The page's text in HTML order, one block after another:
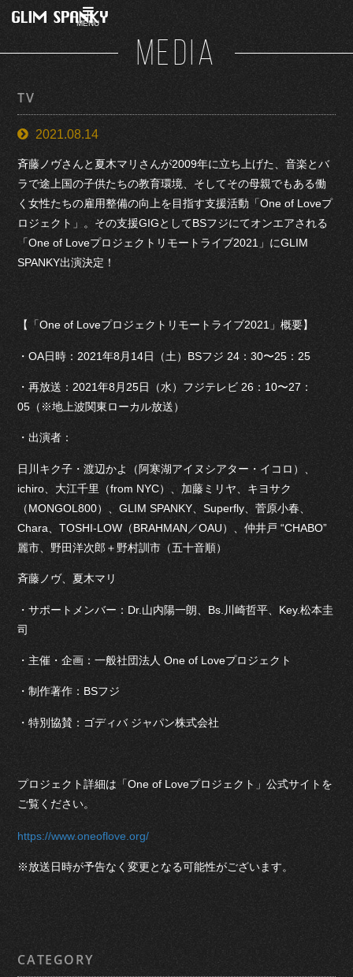
MENU
MEDIA
TV
2021.08.14
斉藤ノヴさんと夏木マリさんが2009年に立ち上げた、音楽とバ
ラで途上国の子供たちの教育環境、そしてその母親でもある働
く女性たちの雇用整備の向上を目指す支援活動「One of Loveプ
ロジェクト」。その支援GIGとしてBSフジにてオンエアされる
「One of Loveプロジェクトリモートライブ2021」にGLIM
SPANKY出演決定！
【「One of Loveプロジェクトリモートライブ2021」概要】
・OA日時：2021年8月14日（土）BSフジ 24：30〜25：25
・再放送：2021年8月25日（水）フジテレビ 26：10〜27：
05（※地上波関東ローカル放送）
・出演者：
日川キク子・渡辺かよ（阿寒湖アイヌシアター・イコロ）、
ichiro、大江千里（from NYC）、加藤ミリヤ、キヨサク
（MONGOL800）、GLIM SPANKY、Superfly、菅原小春、
Chara、TOSHI-LOW（BRAHMAN／OAU）、仲井戸 “CHABO”
麗市、野田洋次郎＋野村訓市（五十音順）
斉藤ノヴ、夏木マリ
・サポートメンバー：Dr.山内陽一朗、Bs.川崎哲平、Key.松本圭
司
・主催・企画：一般社団法人 One of Loveプロジェクト
・制作著作：BSフジ
・特別協賛：ゴディバ ジャパン株式会社
プロジェクト詳細は「One of Loveプロジェクト」公式サイトを
ご覧ください。
https://www.oneoflove.org/
※放送日時が予告なく変更となる可能性がございます。
CATEGORY